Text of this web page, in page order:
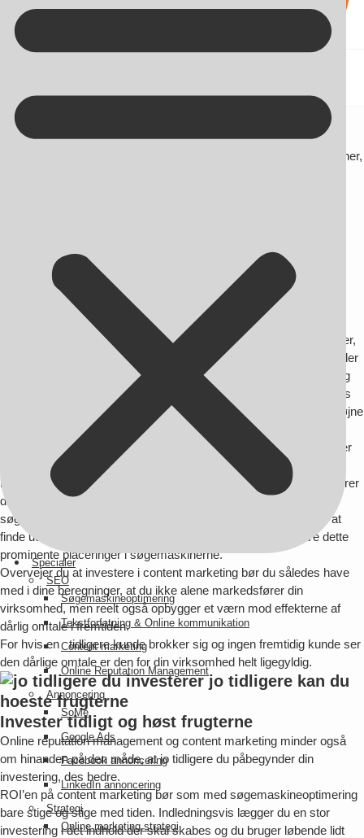
Kontakt på +45 70 13 63 23
Specialer
SEO
Søgemaskineoptimering
Tekstforfatning & Online kommunikation
Content marketing
Online Reputation Management
Annoncering
SoMe
Google Ads
Facebook annoncering
LinkedIn annoncering
Strategi
Online marketing strategi
Online Reputation Management og
content marketing går hånd i hånd
Online reputation management og content marketing er to discipliner,
mod efterdønningerne af dårlig omtale i fremtiden.
Hvordan hænger det sammen? Det forklarer vi her:
Skab et godt brand – og dominer
søgeresultaterne
Med content marketing laver du indhold – artikler, videoer, grafikker,
podcasts eller noget helt femte – der er så godt, at dine kunder deler
det af sig selv. I stedet for at forstyrre dine kunder med pop-ups og
reklamer forsøger du at hjælpe dem med problemer, de har i deres
hverdag. Til gengæld husker de på din virksomhed med positive øjne
og benytter sig af dine produkter.
Kernen i content marketing – indholdsmarkedsføring på dansk – er
således det gode indhold.
Når du laver indhold så godt at det bliver delt af dine kunder figurerer
det også automatisk ved søgninger på dit navn. Google som
søgemaskine er i de senere år blevet dygtigere og dygtigere til at
finde ud af hvad brugerne rent faktisk bliver hjulpet af og give dette
prominente placeringer i søgemaskinerne.
Overvejer du at investere i content marketing bør du således have
med i dine beregninger, at du ikke alene markedsfører din
virksomhed, men reelt også opbygger et værn mod effekterne af
dårlig omtale i fremtiden.
For hvis en tidligere kunde brokker sig og ingen fremtidig kunde ser
den dårlige omtale er den for din virksomhed helt ligegyldig.
Invester tidligt og høst frugterne
Online reputation management og content marketing minder også
om hinanden på den måde, at jo tidligere du påbegynder din
investering, des bedre.
ROI’en på content marketing bør som med søgemaskineoptimering
bare stige og stige med tiden. Indledningsvis lægger du en stor
investering i det indhold der skal skabes og du bruger løbende lidt